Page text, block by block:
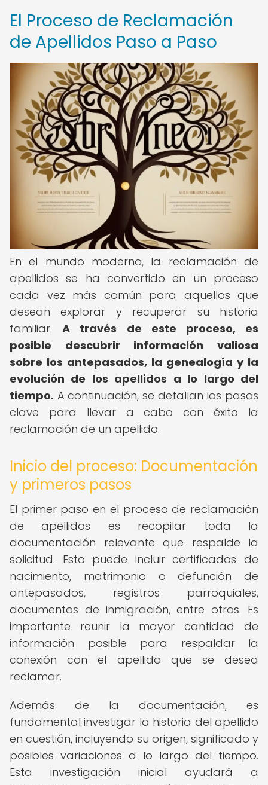
El Proceso de Reclamación
de Apellidos Paso a Paso
En el mundo moderno, la reclamación de
apellidos se ha convertido en un proceso
cada vez más común para aquellos que
desean explorar y recuperar su historia
familiar.A través de este proceso, es
posible descubrir información valiosa
sobre los antepasados, la genealogía y la
evolución de los apellidos a lo largo del
tiempo. A continuación, se detallan los pasos
clave para llevar a cabo con éxito la
reclamación de un apellido.
Inicio del proceso: Documentación
y primeros pasos
El primer paso en el proceso de reclamación
de apellidos es recopilar toda la
documentación relevante que respalde la
solicitud. Esto puede incluir certificados de
nacimiento, matrimonio o defunción de
antepasados, registros parroquiales,
documentos de inmigración, entre otros. Es
importante reunir la mayor cantidad de
información posible para respaldar la
conexión con el apellido que se desea
reclamar.
Además de la documentación, es
fundamental investigar la historia del apellido
en cuestión, incluyendo su origen, significado y
posibles variaciones a lo largo del tiempo.
Esta investigación inicial ayudará a